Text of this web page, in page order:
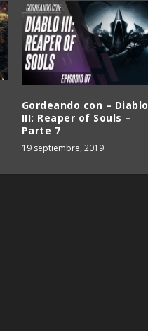
Gordeando con – Diablo
III: Reaper of Souls –
Parte 7
19 septiembre, 2019